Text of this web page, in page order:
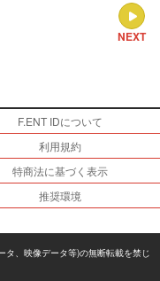
NEXT
F.ENT IDについて
利用規約
特商法に基づく表示
推奨環境
、映像データ等)の無断転載を禁じ